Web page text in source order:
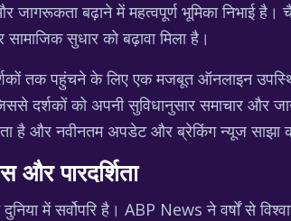
बढ़ाने में महत्वपूर्ण भूमिका निभाई है।
सुधार को बढ़ावा मिला है।
तक पहुंचने के लिए एक मजबूत ऑनलाइन
दर्शकों को अपनी सुविधानुसार समाचार
है और नवीनतम अपडेट और ब्रेकिंग न्यूज साझा
और पारदर्शिता
में सर्वोपरि है। ABP News ने वर्षों से